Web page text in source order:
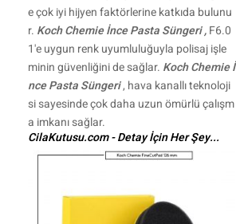
e çok iyi hijyen faktörlerine katkıda bulunu
r. Koch Chemie İnce Pasta Süngeri ,F6.0
1'e uygun renk uyumluluğuyla polisaj işle
minin güvenliğini de sağlar. Koch Chemie İ
nce Pasta Süngeri, hava kanallı teknoloji
si sayesinde çok daha uzun ömürlü çalışm
a imkanı sağlar.
CilaKutusu.com - Detay İçin Her Şey...